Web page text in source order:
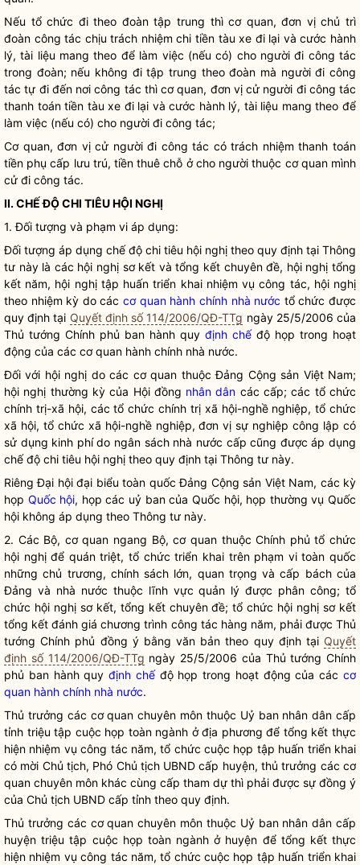
Nếu tổ chức đi theo đoàn tập trung thì cơ quan, đơn vị chủ trì
đoàn công tác chịu trách nhiệm chi tiền tàu xe đi lại và cước hành
lý, tài liệu mang theo để làm việc (nếu có) cho người đi công tác
trong đoàn; nếu không đi tập trung theo đoàn mà người đi công
tác tự đi đến nơicông tác thì cơ quan, đơn vị cử người đi công tác
thanh toán tiền tàu xe đi lại và cước hành lý, tài liệu mang theo để
làm việc (nếu có) cho người đi công tác;
Cơ quan, đơn vị cử người đi công tác có trách nhiệm thanh toán
tiền phụ cấp lưu trú, tiền thuê chỗ ở cho người thuộc cơ quan mình
cử đi công tác.
II. CHẾ ĐỘ CHI TIÊU HỘI NGHỊ
1. Đối tượng và phạm vi áp dụng:
Đối tượng áp dụng chế độ chi tiêu hội nghị theo quy định tại Thông
tư này là các hội nghị sơ kết và tổng kết chuyên đề, hội nghị tổng
kết năm, hội nghị tập huấn triển khai nhiệm vụcông tác, hội nghị
theo nhiệm kỳ do cáccơ quan hành chính nhà nước tổ chức được
quy định tại Quyết định số 114/2006/QĐ-TTg ngày 25/5/2006 của
Thủ tướng Chính phủ ban hành quy định chếđộ họp trong hoạt
động của các cơ quan hành chính nhà nước.
Đối với hội nghị do các cơ quan thuộc Đảng Cộng sản Việt Nam;
hội nghị thường kỳ của Hội đồng nhân dân các cấp; các tổ chức
chính trị-xã hội, các tổ chứcchính trịxã hội-nghề nghiệp, tổ chức
xã hội, tổ chức xã hội-nghề nghiệp, đơn vị sự nghiệp công lập có
sử dụng kinh phí do ngân sách nhà nước cấp cũng được áp dụng
chế độ chi tiêu hội nghị theo quy định tại Thông tư này.
Riêng Đại hội đại biểu toàn quốc Đảng Cộng sản Việt Nam, các kỳ
họp Quốc hội, họp các uỷ ban của Quốc hội, họp thường vụQuốc
hội không áp dụng theo Thông tư này.
2. Các Bộ, cơ quan ngang Bộ, cơ quan thuộc Chính phủ tổ chức
hội nghị để quán triệt, tổ chức triển khai trên phạm vi toàn quốc
những chủ trương, chính sách lớn, quan trọng và cấp bách của
Đảng và nhà nước thuộc lĩnh vực quản lý được phân công; tổ
chức hội nghị sơ kết, tổng kết chuyên đề; tổ chức hội nghị sơ kết
tổng kết đánh giá chương trình công tác hàng năm, phải được Thủ
tướng Chính phủ đồng ý bằng văn bản theo quy định tại Quyết
định số 114/2006/QĐ-TTg ngày 25/5/2006 của Thủ tướng Chính
phủ ban hành quyđịnh chếđộ họp trong hoạt động của cáccơ
quan hành chính nhà nước.
Thủ trưởng các cơ quan chuyên môn thuộc Uỷ ban nhân dân cấp
tỉnh triệu tập cuộc họp toàn ngành ở địa phương để tổng kết thực
hiện nhiệm vụcông tác năm, tổ chức cuộc họp tập huấn triển khai
có mời Chủ tịch, Phó Chủ tịch UBND cấp huyện, thủ trưởng các cơ
quan chuyên môn khác cùng cấp tham dự thì phải được sự đồng ý
của Chủ tịch UBND cấp tỉnh theo quy định.
Thủ trưởng các cơ quan chuyên môn thuộc Uỷ ban nhân dân cấp
huyện triệu tập cuộc họp toàn ngành ở huyện để tổng kết thực
hiện nhiệm vụcông tác năm, tổ chức cuộc họp tập huấn triển khai